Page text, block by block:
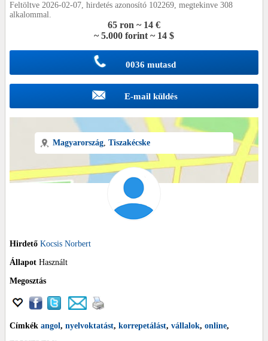
Feltöltve 2026-02-07, hirdetés azonosító 102269, megtekinve 308
alkalommal.
65 ron ~ 14 €
~ 5.000 forint ~ 14 $
0036 mutasd
E-mail küldés
Magyarország, Tiszakécske
Hirdető Kocsis Norbert
Állapot Használt
Megosztás
Címkék angol, nyelvoktatást, korrepetálást, vállalok, online,